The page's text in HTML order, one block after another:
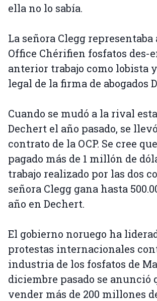
ella no lo sabía.
La señora Clegg representaba
Office Chérifien fosfatos des-
anterior trabajo como lobista
legal de la firma de abogados
Cuando se mudó a la rival
Dechert el año pasado, se
contrato de la OCP. Se cree
pagado más de 1 millón de
trabajo realizado por las dos
señora Clegg gana hasta
año en Dechert.
El gobierno noruego ha
protestas internacionales
industria de los fosfatos de
diciembre pasado se anunció
vender más de 200 millones